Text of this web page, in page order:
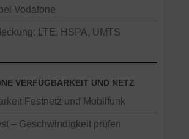
Vodafone
LTE, HSPA, UMTS
VERFÜGBARKEIT UND NETZ
Festnetz und Mobilfunk
– Geschwindigkeit prüfen